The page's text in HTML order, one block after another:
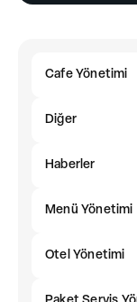
Cafe Yönetimi
Diğer
Haberler
Menü Yönetimi
Otel Yönetimi